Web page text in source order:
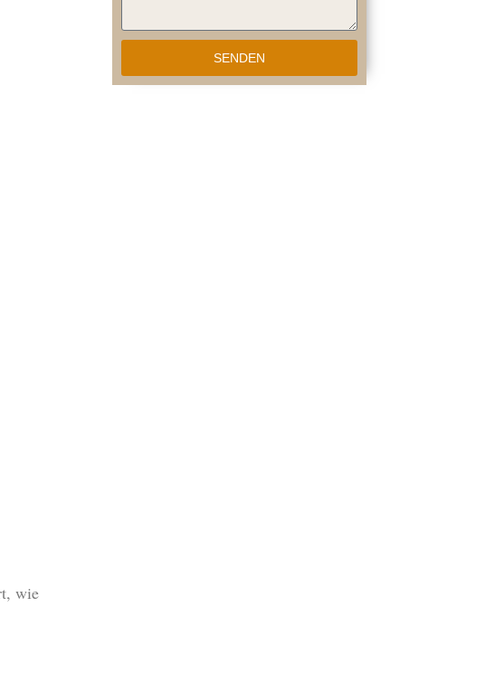
wie
SENDEN